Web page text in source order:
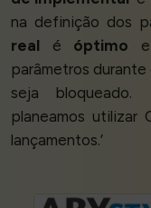
na definição dos
real é óptimo e
parâmetros
seja bloqueado.
planeamos utilizar
lançamentos.’